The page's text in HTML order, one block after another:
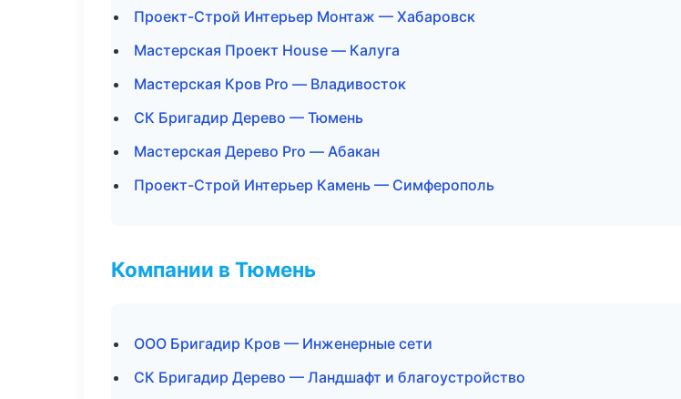
Проект-Строй Интерьер Монтаж — Хабаровск
Мастерская Проект House — Калуга
Мастерская Кров Pro — Владивосток
СК Бригадир Дерево — Тюмень
Мастерская Дерево Pro — Абакан
Проект-Строй Интерьер Камень — Симферополь
Компании в Тюмень
ООО Бригадир Кров — Инженерные сети
СК Бригадир Дерево — Ландшафт и благоустройство